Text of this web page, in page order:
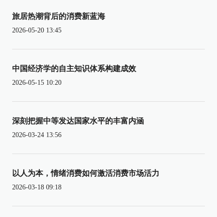
旅居热潮背后的消费新蓝海
2026-05-20 13:45
中国经济学的自主知识体系构建成效
2026-05-15 10:20
深刻把握中等发达国家水平的丰富内涵
2026-03-24 13:56
以人为本，情绪消费如何激活消费市场活力
2026-03-18 09:18